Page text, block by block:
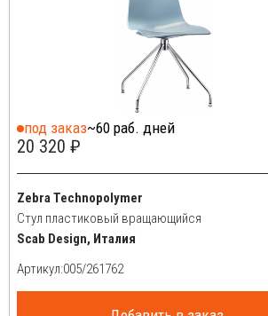
под заказ~60 раб. дней
20 320 ₽
Zebra Technopolymer
Стул пластиковый вращающийся
Scab Design, Италия
Артикул: